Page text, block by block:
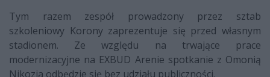
Tym razem zespół prowadzony przez sztab
szkoleniowy Korony zaprezentuje się przed własnym
stadionem. Ze względu na trwające prace
modernizacyjne na EXBUD Arenie spotkanie z Omonią
Nikozja odbędzie się bez udziału publiczności.